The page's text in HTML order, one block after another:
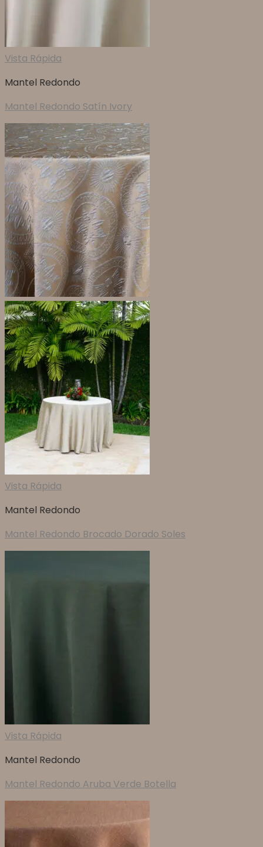
Vista Rápida
Mantel Redondo
Mantel Redondo Satín Ivory
Vista Rápida
Mantel Redondo
Mantel Redondo Brocado Dorado Soles
Vista Rápida
Mantel Redondo
Mantel Redondo Aruba Verde Botella